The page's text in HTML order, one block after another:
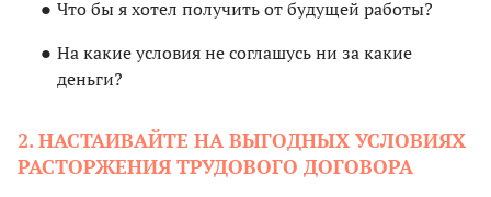
Что бы я хотел получить от будущей работы?
На какие условия не соглашусь ни за какие
деньги?
2. НАСТАИВАЙТЕ НА ВЫГОДНЫХ УСЛОВИЯХ
РАСТОРЖЕНИЯ ТРУДОВОГО ДОГОВОРА